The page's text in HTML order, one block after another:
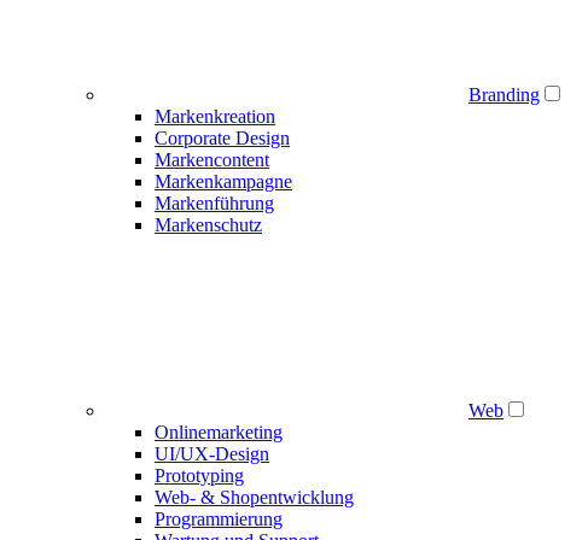
Branding
Markenkreation
Corporate Design
Markencontent
Markenkampagne
Markenführung
Markenschutz
Web
Onlinemarketing
UI/UX-Design
Prototyping
Web- & Shopentwicklung
Programmierung